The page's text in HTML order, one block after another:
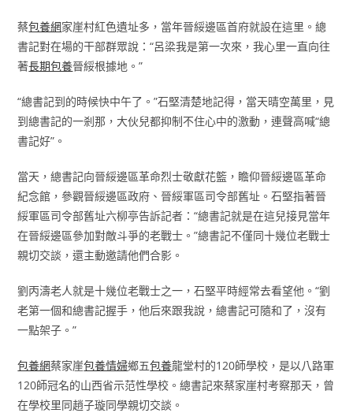
蔡包養網家崖村紅色遺址多，當年晉綏邊區首府就設在這里。總
書記對在場的干部群眾說：“呂梁我是第一次來，我心里一直向往
著長期包養晉綏根據地。”
“總書記到的時候快中午了。”石堅清楚地記得，當天晴空萬里，見
到總書記的一剎那，大伙兒都抑制不住心中的激動，連聲高喊“總
書記好”。
當天，總書記向晉綏邊區革命烈士敬獻花籃，瞻仰晉綏邊區革命
紀念館，參觀晉綏邊區政府、晉綏軍區司令部舊址。石堅指著晉
綏軍區司令部舊址六柳亭告訴記者：“總書記就是在這兒接見當年
在晉綏邊區參加對敵斗爭的老戰士。”總書記不僅同十幾位老戰士
親切交談，還主動邀請他們合影。
劉丙濤老人就是十幾位老戰士之一，石堅平時經常去看望他。“劉
老第一個和總書記握手，他后來跟我說，總書記可隨和了，沒有
一點架子。”
包養網蔡家崖包養情婦鄉五包養龍堂村的120師學校，是以八路軍
120師冠名的山西省示范性學校。總書記來蔡家崖村考察那天，曾
在學校里同趙子璇同學親切交談。